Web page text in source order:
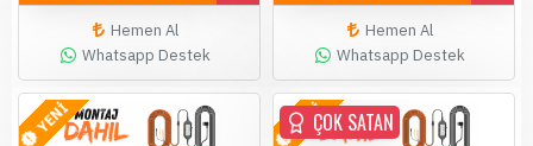
Hemen Al
Whatsapp Destek
Hemen Al
Whatsapp Destek
YENİ YENİÇOK SATAN